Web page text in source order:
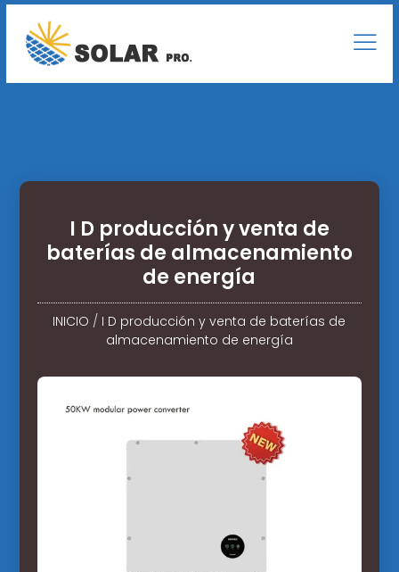
I D producción y venta de
baterías de almacenamiento
de energía
INICIO / I D producción y venta de baterías de
almacenamiento de energía